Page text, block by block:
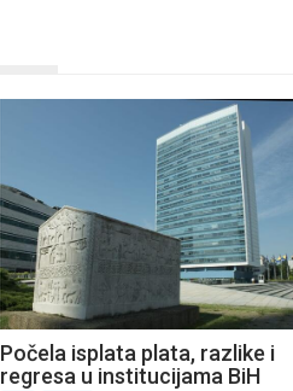
Počela isplata plata, razlike i
regresa u institucijama BiH